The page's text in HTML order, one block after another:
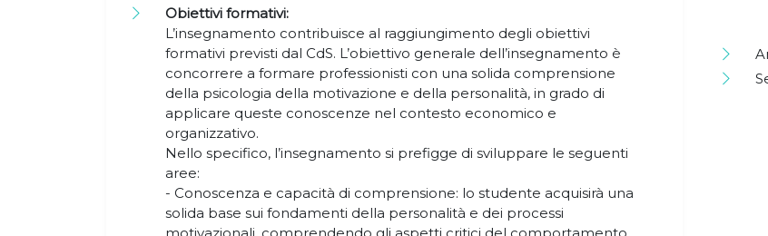
Obiettivi formativi:
L’insegnamento contribuisce al raggiungimento degli obiettivi
formativi previsti dal CdS. L’obiettivo generale dell’insegnamento è
concorrere a formare professionisti con una solida comprensione
della psicologia della motivazione e della personalità, in grado di
applicare queste conoscenze nel contesto economico e
organizzativo.
Nello specifico, l’insegnamento si prefigge di sviluppare le seguenti
aree:
- Conoscenza e capacità di comprensione: lo studente acquisirà una
solida base sui fondamenti della personalità e dei processi